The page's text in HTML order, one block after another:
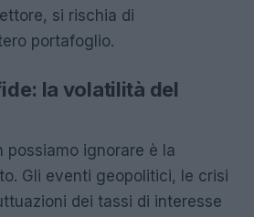
si rischia di
portafoglio.
la volatilità del
possiamo ignorare è la
Gli eventi geopolitici, le crisi
dei tassi di interesse